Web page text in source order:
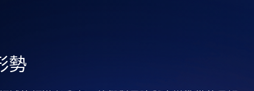
勢